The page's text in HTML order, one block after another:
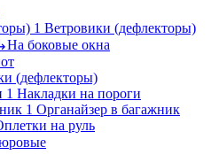
Ветровики (дефлекторы)
На боковые окна
(дефлекторы)
Накладки на пороги
Органайзер в багажник
на руль